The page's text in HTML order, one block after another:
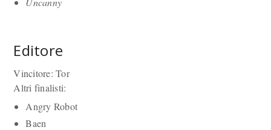
Editore
Vincitore: Tor
Altri finalisti:
Angry Robot
Baen